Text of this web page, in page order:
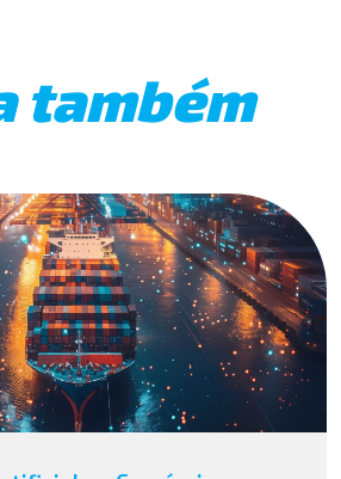
também